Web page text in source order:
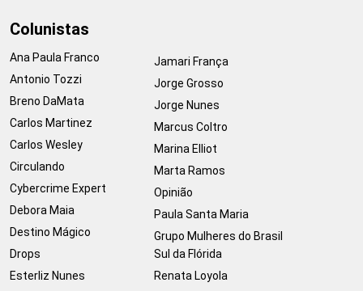
Colunistas
Ana Paula Franco
Antonio Tozzi
Breno DaMata
Carlos Martinez
Carlos Wesley
Circulando
Cybercrime Expert
Debora Maia
Destino Mágico
Drops
Esterliz Nunes
Jamari França
Jorge Grosso
Jorge Nunes
Marcus Coltro
Marina Elliot
Marta Ramos
Opinião
Paula Santa Maria
Grupo Mulheres do Brasil
Sul da Flórida
Renata Loyola